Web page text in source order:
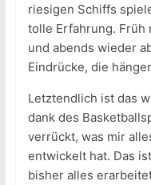
riesigen Schiffs
tolle Erfahrung. Früh
und abends wieder
Eindrücke, die
Letztendlich ist das
dank des
verrückt, was mir
entwickelt hat. Das
bisher alles